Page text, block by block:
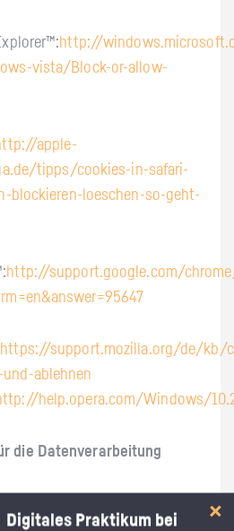
http://
vista/Block-or-allow-
apple-
tipps/cookies-in-safari-
blockieren-loeschen-so-geht-
http://support.google.com/
https://support.mozilla.org/de/kb/
und-ablehnen
help.opera.com/Windows/
die Datenverarbeitung
die Verarbeitung
Digitales Praktikum bei